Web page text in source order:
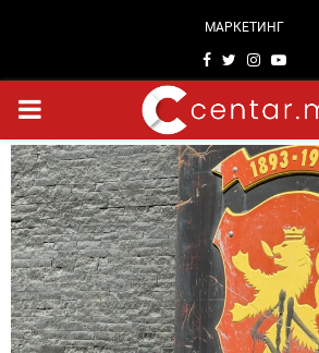
МАРКЕТИНГ
Facebook
Twitter
PRIMARY
MENU